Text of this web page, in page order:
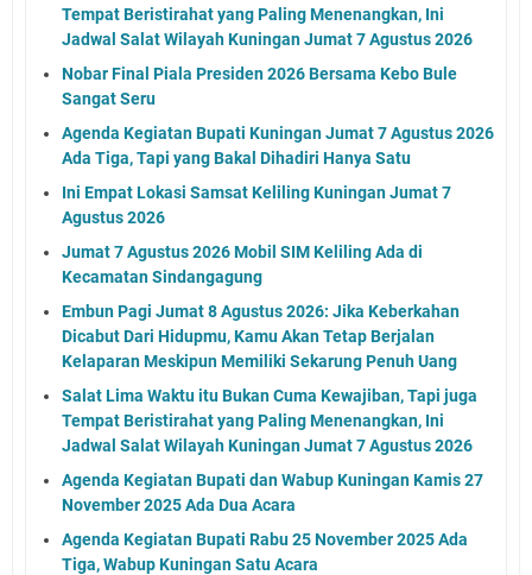
Tempat Beristirahat yang Paling Menenangkan, Ini
Jadwal Salat Wilayah Kuningan Jumat 7 Agustus 2026
Nobar Final Piala Presiden 2026 Bersama Kebo Bule
Sangat Seru
Agenda Kegiatan Bupati Kuningan Jumat 7 Agustus 2026
Ada Tiga, Tapi yang Bakal Dihadiri Hanya Satu
Ini Empat Lokasi Samsat Keliling Kuningan Jumat 7
Agustus 2026
Jumat 7 Agustus 2026 Mobil SIM Keliling Ada di
Kecamatan Sindangagung
Embun Pagi Jumat 8 Agustus 2026: Jika Keberkahan
Dicabut Dari Hidupmu, Kamu Akan Tetap Berjalan
Kelaparan Meskipun Memiliki Sekarung Penuh Uang
Salat Lima Waktu itu Bukan Cuma Kewajiban, Tapi juga
Tempat Beristirahat yang Paling Menenangkan, Ini
Jadwal Salat Wilayah Kuningan Jumat 7 Agustus 2026
Agenda Kegiatan Bupati dan Wabup Kuningan Kamis 27
November 2025 Ada Dua Acara
Agenda Kegiatan Bupati Rabu 25 November 2025 Ada
Tiga, Wabup Kuningan Satu Acara